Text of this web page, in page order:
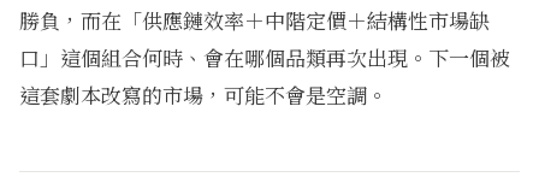
勝負，而在「供應鏈效率＋中階定價＋結構性市場缺
口」這個組合何時、會在哪個品類再次出現。下一個被
這套劇本改寫的市場，可能不會是空調。